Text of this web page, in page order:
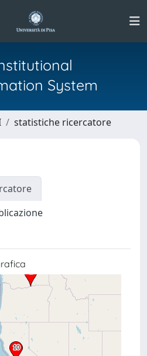
System
statistiche ricercatore